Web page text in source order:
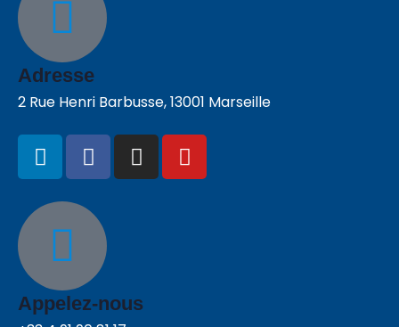
Adresse
2 Rue Henri Barbusse, 13001 Marseille
Appelez-nous